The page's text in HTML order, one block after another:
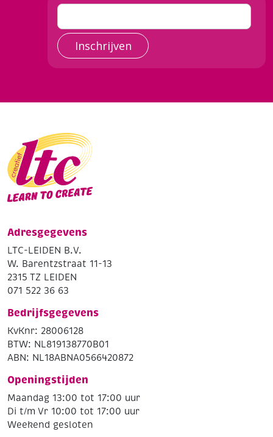
Inschrijven
Adresgegevens
LTC-LEIDEN B.V.
W. Barentzstraat 11-13
2315 TZ LEIDEN
071 522 36 63
Bedrijfsgegevens
KvKnr: 28006128
BTW: NL819138770B01
ABN: NL18ABNA0566420872
Openingstijden
Maandag 13:00 tot 17:00 uur
Di t/m Vr 10:00 tot 17:00 uur
Weekend gesloten